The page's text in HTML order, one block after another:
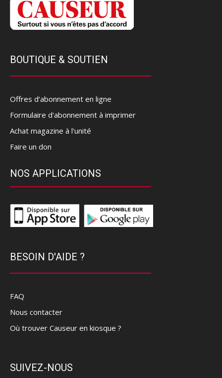
BOUTIQUE & SOUTIEN
Offres d’abonnement en ligne
Formulaire d'abonnement à imprimer
Achat magazine à l'unité
Faire un don
NOS APPLICATIONS
BESOIN D'AIDE ?
FAQ
Nous contacter
Où trouver Causeur en kiosque ?
SUIVEZ-NOUS